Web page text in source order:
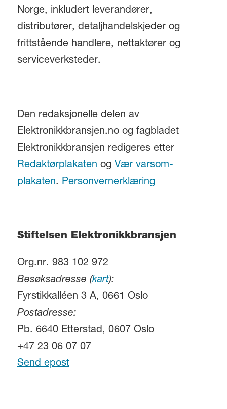
Norge, inkludert leverandører,
distributører, detaljhandelskjeder og
frittstående handlere, nettaktører og
serviceverksteder.
Den redaksjonelle delen av
Elektronikkbransjen.no og fagbladet
Elektronikkbransjen redigeres etter
Redaktørplakatenog Vær varsom-
plakaten. Personvernerklæring
Stiftelsen Elektronikkbransjen
Org.nr. 983 102 972
Besøksadresse (kart):
Fyrstikkalléen 3 A, 0661 Oslo
Postadresse:
Pb. 6640 Etterstad, 0607 Oslo
+47 23 06 07 07
Send epost